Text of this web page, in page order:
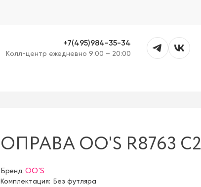
+7(495)984-35-34
Kолл-центр ежедневно 9:00 – 20:00
ОПРАВА OO'S R8763 C2
Бренд:OO'S
Комплектация: Без футляра